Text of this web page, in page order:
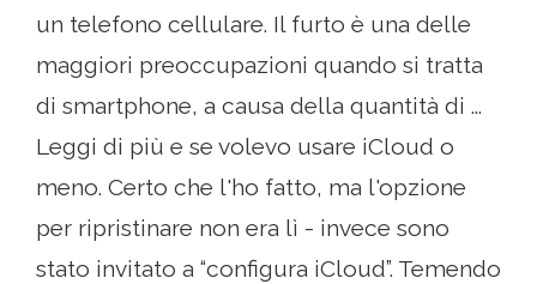
un telefono cellulare. Il furto è una delle
maggiori preoccupazioni quando si tratta
di smartphone, a causa della quantità di ...
Leggi di più e se volevo usare iCloud o
meno. Certo che l'ho fatto, ma l'opzione
per ripristinare non era lì - invece sono
stato invitato a “configura iCloud”. Temendo